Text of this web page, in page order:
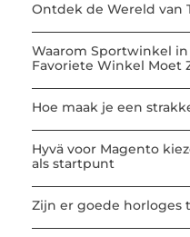
Ontdek de Wereld van
Waarom Sportwinkel
Favoriete Winkel Moet
Hoe maak je een
Hyvä voor Magento
als startpunt
Zijn er goede horloges